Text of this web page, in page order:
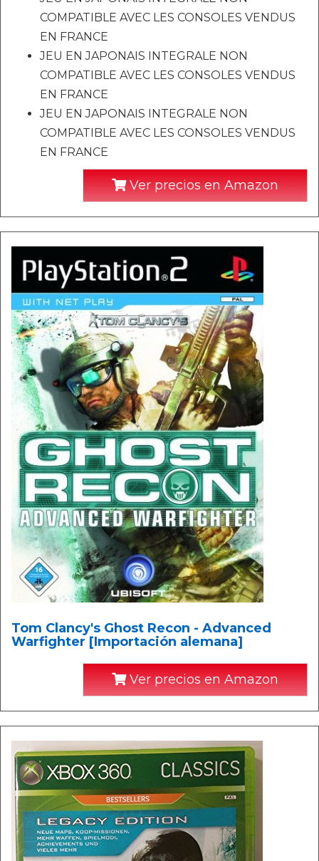
COMPATIBLE AVEC LES CONSOLES VENDUS
EN FRANCE
JEU EN JAPONAIS INTEGRALE NON
COMPATIBLE AVEC LES CONSOLES VENDUS
EN FRANCE
JEU EN JAPONAIS INTEGRALE NON
COMPATIBLE AVEC LES CONSOLES VENDUS
EN FRANCE
Ver precios en Amazon
Tom Clancy's Ghost Recon - Advanced
Warfighter [Importación alemana]
Ver precios en Amazon